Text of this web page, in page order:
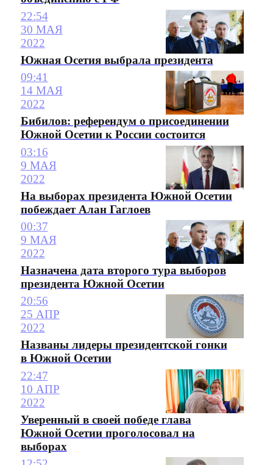
22:54
30 МАЯ
2022
Южная Осетия выбрала президента
09:41
14 МАЯ
2022
Бибилов: референдум о присоединении
Южной Осетии к России состоится
03:16
9 МАЯ
2022
На выборах президента Южной Осетии
побеждает Алан Гаглоев
00:37
9 МАЯ
2022
Назначена дата второго тура выборов
президента Южной Осетии
20:56
25 АПР
2022
Названы лидеры президентской гонки
в Южной Осетии
22:47
10 АПР
2022
Уверенный в своей победе глава
Южной Осетии проголосовал на
выборах